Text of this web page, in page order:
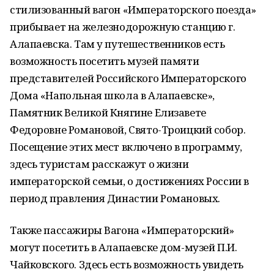
стилизованный вагон «Императорского поезда»
прибывает на железнодорожную станцию г.
Алапаевска. Там у путешественников есть
возможность посетить музей памяти
представителей Российского Императорского
Дома «Напольная школа в Алапаевске»,
Памятник Великой Княгине Елизавете
Федоровне Романовой, Свято-Троицкий собор.
Посещение этих мест включено в программу,
здесь туристам расскажут о жизни
императорской семьи, о достижениях России в
период правления Династии Романовых.
Также пассажиры Вагона «Императорский»
могут посетить в Алапаевске дом-музей П.И.
Чайковского. Здесь есть возможность увидеть